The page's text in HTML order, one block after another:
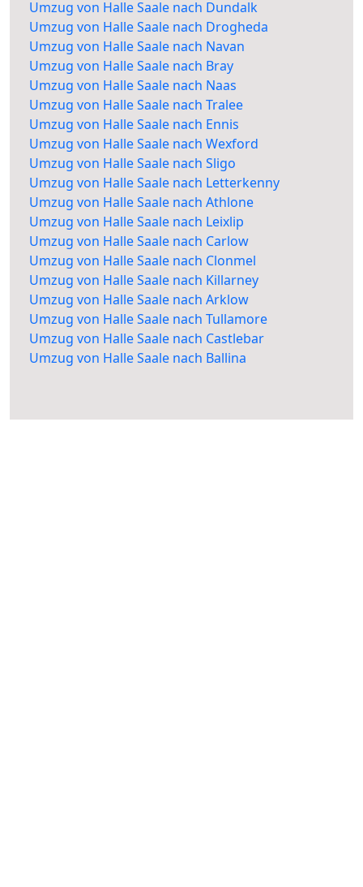
Umzug von Halle Saale nach Dundalk
Umzug von Halle Saale nach Drogheda
Umzug von Halle Saale nach Navan
Umzug von Halle Saale nach Bray
Umzug von Halle Saale nach Naas
Umzug von Halle Saale nach Tralee
Umzug von Halle Saale nach Ennis
Umzug von Halle Saale nach Wexford
Umzug von Halle Saale nach Sligo
Umzug von Halle Saale nach Letterkenny
Umzug von Halle Saale nach Athlone
Umzug von Halle Saale nach Leixlip
Umzug von Halle Saale nach Carlow
Umzug von Halle Saale nach Clonmel
Umzug von Halle Saale nach Killarney
Umzug von Halle Saale nach Arklow
Umzug von Halle Saale nach Tullamore
Umzug von Halle Saale nach Castlebar
Umzug von Halle Saale nach Ballina